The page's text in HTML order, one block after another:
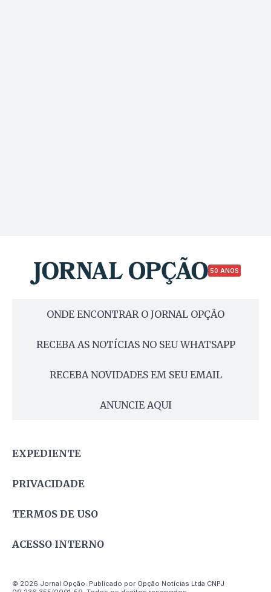
50 ANOS
ONDE ENCONTRAR O JORNAL OPÇÃO
RECEBA AS NOTÍCIAS NO SEU WHATSAPP
RECEBA NOVIDADES EM SEU EMAIL
ANUNCIE AQUI
EXPEDIENTE
PRIVACIDADE
TERMOS DE USO
ACESSO INTERNO
© 2026 Jornal Opção. Publicado por Opção Notícias Ltda CNPJ